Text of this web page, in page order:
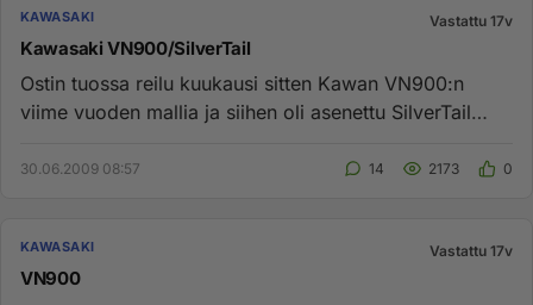
KAWASAKI Vastattu 17v
Kawasaki VN900/SilverTail
Ostin tuossa reilu kuukausi sitten Kawan VN900:n
viime vuoden mallia ja siihen oli asenettu SilverTail
30.06.2009 08:57 14 2173 0
KAWASAKI Vastattu 17v
VN900